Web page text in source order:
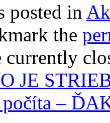
posted in
the
currently
JE
počíta –